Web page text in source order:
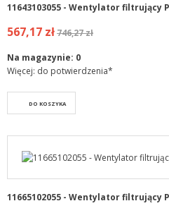
11643103055 - Wentylator filtrujący
567,17 zł746,27 zł
Na magazynie: 0
Więcej: do potwierdzenia*
DO KOSZYKA
11665102055 - Wentylator filtrujący